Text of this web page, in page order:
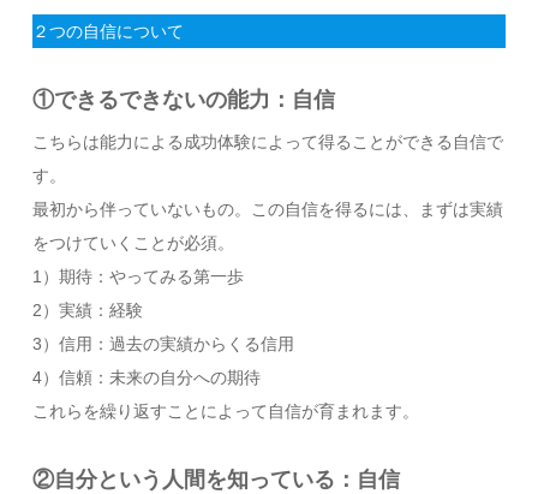
２つの自信について
①できるできないの能力：自信
こちらは能力による成功体験によって得ることができる自信で
す。
最初から伴っていないもの。この自信を得るには、まずは実績
をつけていくことが必須。
1）期待：やってみる第一歩
2）実績：経験
3）信用：過去の実績からくる信用
4）信頼：未来の自分への期待
これらを繰り返すことによって自信が育まれます。
②自分という人間を知っている：自信